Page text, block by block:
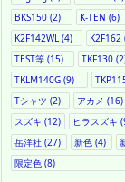
BKS150 (2) K-TEN (6)
K2F142WL (4) K2F162
TEST等 (15) TKF130
TKLM140G (9)
Tシャツ (2) アカメ (16)
スズキ (12) ヒラスズキ
岳洋社 (27) 新色 (4)
限定色 (8)